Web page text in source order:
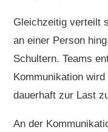
Gleichzeitig verteilt
an einer Person
Schultern. Teams
Kommunikation
dauerhaft zur Last
An der